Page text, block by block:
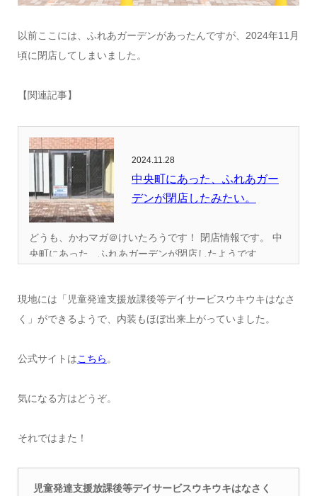
以前ここには、ふれあガーデンがあったんですが、2024年11月
頃に閉店してしまいました。
【関連記事】
2024.11.28
中央町にあった、ふれあガー
デンが閉店したみたい。
どうも、かわマガ＠けいたろうです！ 閉店情報です。 中
央町にあった、ふれあガーデンが閉店したようです...
現地には「児童発達支援放課後等デイサービスウキウキはなさ
く」ができるようで、内装もほぼ出来上がっていました。
公式サイトはこちら 。
気になる方はどうぞ。
それではまた！
児童発達支援放課後等デイサービスウキウキはなさく